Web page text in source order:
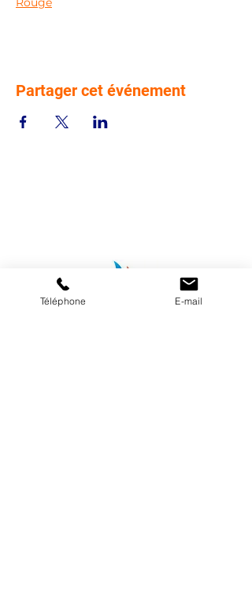
Partager cet événement
Téléphone E-mail